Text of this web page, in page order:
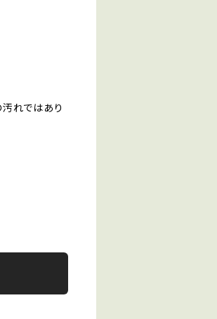
れではあり